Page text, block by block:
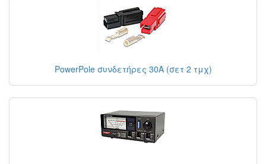
PowerPole συνδετήρες 30A (σετ 2 τμχ)